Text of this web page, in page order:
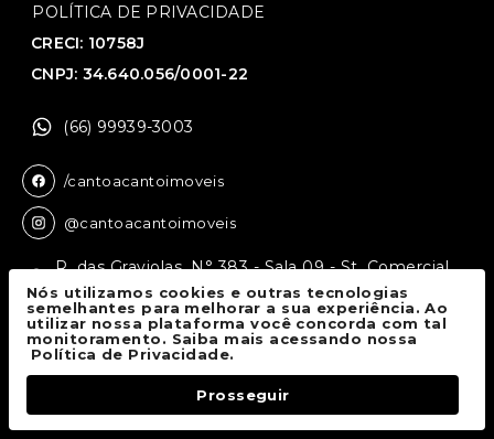
POLÍTICA DE PRIVACIDADE
CRECI: 10758J
CNPJ: 34.640.056/0001-22
(66) 99939-3003
/cantoacantoimoveis
@cantoacantoimoveis
R. das Graviolas, N° 383 - Sala 09 - St. Comercial,
Sinop - MT, 78550-136
Canto a Canto Imóveis© 2026.
Todos os direitos reservados.
Nós utilizamos cookies e outras tecnologias
semelhantes para melhorar a sua experiência. Ao
utilizar nossa plataforma você concorda com tal
monitoramento. Saiba mais acessando nossa
Política de Privacidade.
Prosseguir